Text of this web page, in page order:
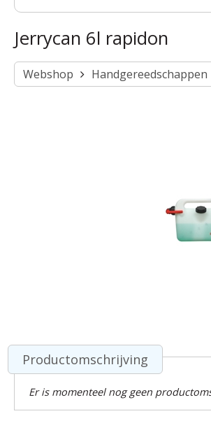
Jerrycan 6l rapidon
Webshop Handgereedschappen
Productomschrijving
Er is momenteel nog geen